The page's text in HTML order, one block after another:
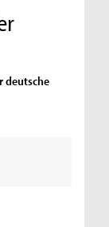
deutsche